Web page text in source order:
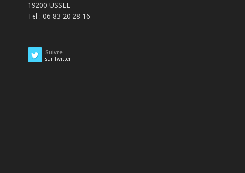
19200 USSEL
Tel : 06 83 20 28 16
Suivre
sur Twitter